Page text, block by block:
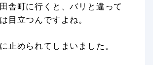
舎町に行くと、バリと違って
目立つんですよね。
止められてしまいました。